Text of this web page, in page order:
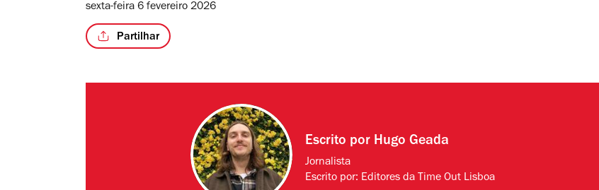
sexta-feira 6 fevereiro 2026
Partilhar
Escrito por Hugo Geada
Jornalista
Escrito por: Editores da Time Out Lisboa